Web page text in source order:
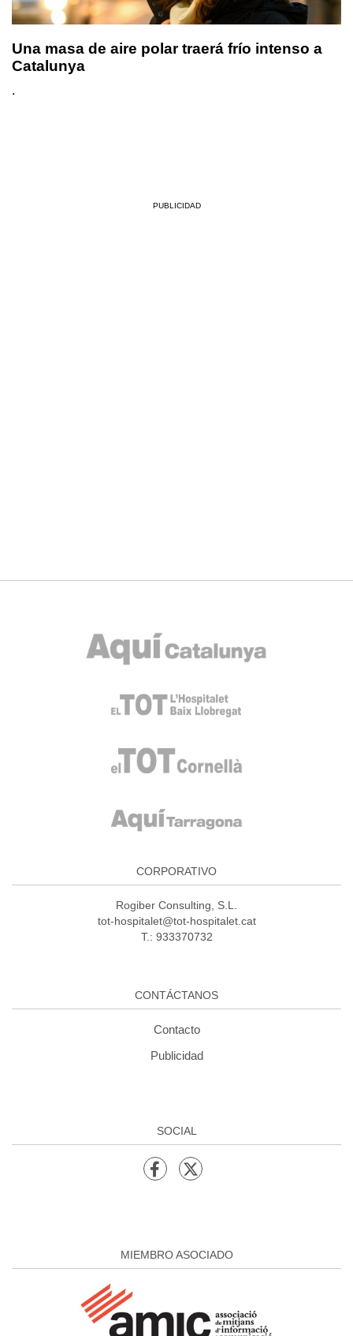
Una masa de aire polar traerá frío intenso a
Catalunya
.
PUBLICIDAD
CORPORATIVO
Rogiber Consulting, S.L.
tot-hospitalet@tot-hospitalet.cat
T.: 933370732
CONTÁCTANOS
Contacto
Publicidad
SOCIAL
MIEMBRO ASOCIADO